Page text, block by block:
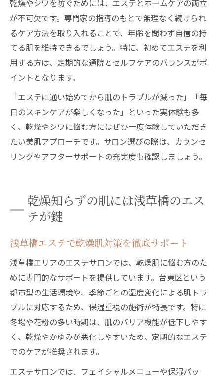
乾燥やシワを防ぐためには、エステとホームケアの両立
が不可欠です。専門家の指導のもとで無理なく続けられ
るケア方法を取り入れることで、年齢を問わず自信の持
てる肌を維持できるでしょう。特に、初めてエステを利
用する方は、定期的な通院とセルフケアのバランスがポ
イントとなります。
「エステに通い始めてから肌のトラブルが減った」「毎
日のスキンケアが楽しくなった」といった実体験も多
く、乾燥やシワに悩む方にはぜひ一度体験していただき
たい美肌アプローチです。サロン選びの際は、カウンセ
リングやアフターサポートの充実度も確認しましょう。
乾燥知らずの肌には浅草橋のエス
テが鍵
浅草橋エステで乾燥肌対策を徹底サポート
浅草橋エリアのエステサロンでは、乾燥肌に悩む方のた
めに専門的なサポートを提供しています。台東区という
都市型の生活環境や、季節ごとの湿度変化による肌トラ
ブルに対応するため、保湿重視の施術が特長です。特に
冬場や花粉の多い時期は、肌のバリア機能が低下しやす
く、乾燥やかゆみが悪化しやすいため、定期的なエステ
でのケアが推奨されます。
エステサロンでは、フェイシャルメニューや保湿パッ